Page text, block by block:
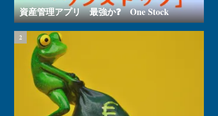
資産管理アプリ 最強か❓ One Stock